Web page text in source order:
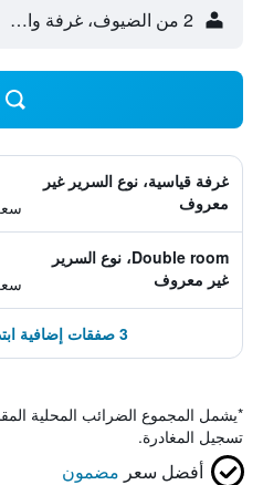
2 من الضيوف، غرفة واحدة
غرفة قياسية، نوع السرير غير
معروف
Double room، نوع السرير
غير معروف
3 صفقات إضافية ابتداءً من 351 ﷼
*يشمل المجموع الضرائب المحلية
تسجيل المغادرة.
أفضل سعر مضمون